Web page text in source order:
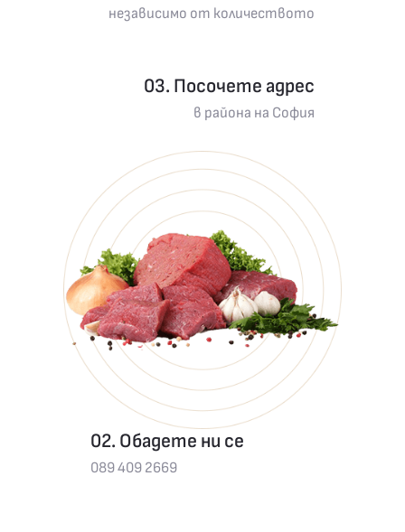
независимо от количеството
03. Посочете адрес
в района на София
02. Обадете ни се
089 409 2669